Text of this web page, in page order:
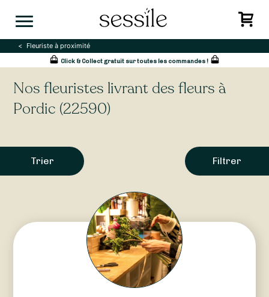
Fleuriste à proximité
Click & Collect gratuit sur toutes les commandes !
Nos fleuristes livrant des fleurs à
Pordic (22590)
Trier Filtrer